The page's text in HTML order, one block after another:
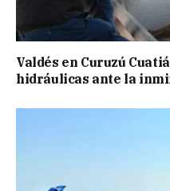
Valdés en Curuzú
hidráulicas ante la